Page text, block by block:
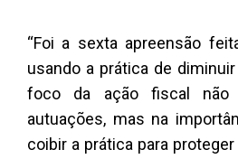
“Foi a sexta apreensão
usando a prática de
foco da ação fiscal não
autuações, mas na
coibir a prática para